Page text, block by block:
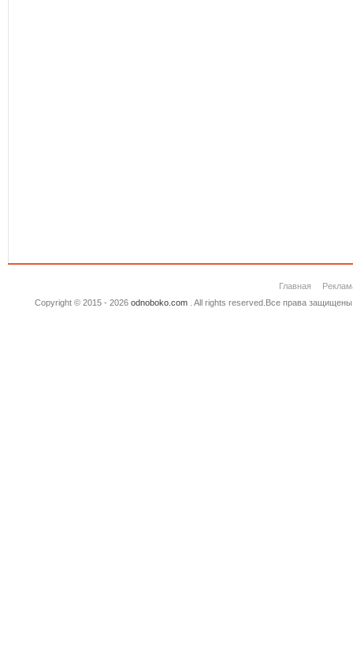
Главная
Copyright © 2015 - 2026 odnoboko.com. All rights reserved.Все права защищены.